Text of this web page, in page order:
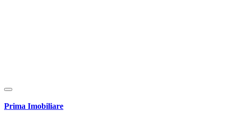
Prima Imobiliare